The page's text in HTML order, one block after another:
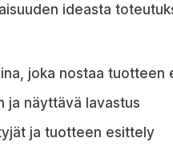
ideasta
joka nostaa tuotteen
ja näyttävä lavastus
ja tuotteen esittely